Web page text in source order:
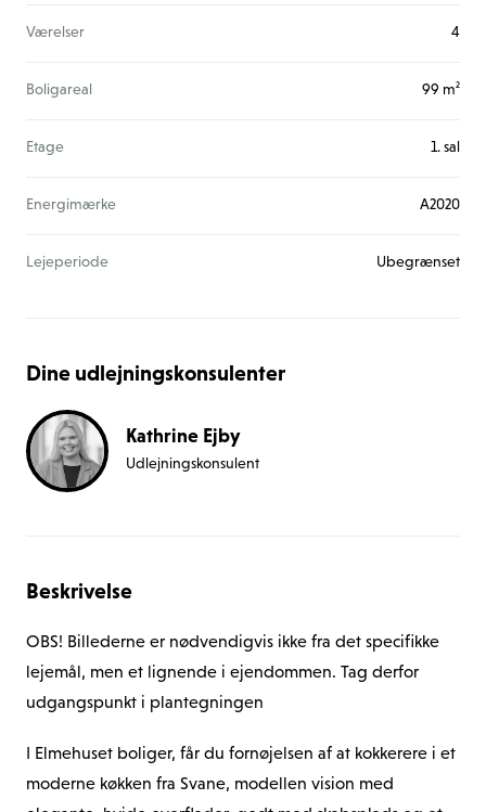
Værelser 4
Boligareal 99 m²
Etage 1. sal
Energimærke A2020
Lejeperiode Ubegrænset
Dine udlejningskonsulenter
Kathrine Ejby
Udlejningskonsulent
Beskrivelse
OBS! Billederne er nødvendigvis ikke fra det specifikke
lejemål, men et lignende i ejendommen. Tag derfor
udgangspunkt i plantegningen
I Elmehuset boliger, får du fornøjelsen af at kokkerere i et
moderne køkken fra Svane, modellen vision med